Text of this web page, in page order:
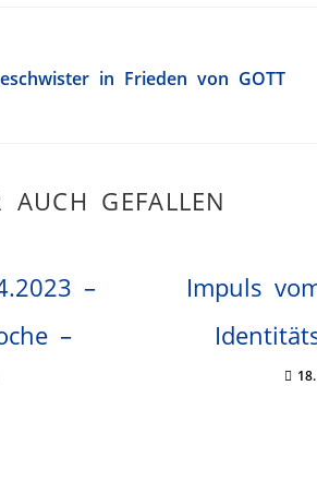
in Frieden von GOTT
GEFALLEN
–
–
Impuls